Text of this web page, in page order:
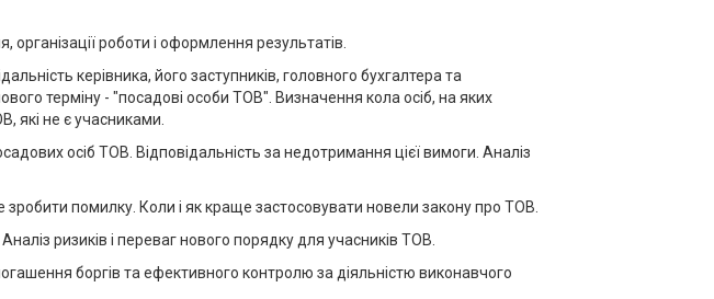
роботи і оформлення результатів.
керівника, його заступників, головного бухгалтера та
терміну - "посадові особи ТОВ". Визначення кола осіб, на яких
які не є учасниками.
осіб ТОВ. Відповідальність за недотримання цієї вимоги. Аналіз
зробити помилку. Коли і як краще застосовувати новели закону про ТОВ.
ризиків і переваг нового порядку для учасників ТОВ.
боргів та ефективного контролю за діяльністю виконавчого